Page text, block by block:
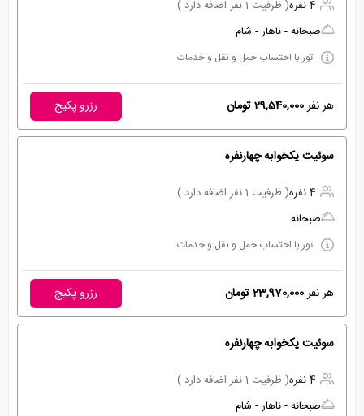
4 نفره
( ظرفیت 1 نفر اضافه دارد )
صبحانه - ناهار - شام
تور با احتساب حمل و نقل و خدمات
هر نفر29,540,000 تومان رزرو پکیج
سوئیت یکخوابه چهارنفره
4 نفره
( ظرفیت 1 نفر اضافه دارد )
صبحانه
تور با احتساب حمل و نقل و خدمات
هر نفر23,970,000 تومان رزرو پکیج
سوئیت یکخوابه چهارنفره
4 نفره
( ظرفیت 1 نفر اضافه دارد )
صبحانه - ناهار - شام